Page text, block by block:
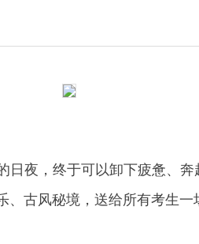
夜，终于可以卸下疲惫、
古风秘境，送给所有考生一